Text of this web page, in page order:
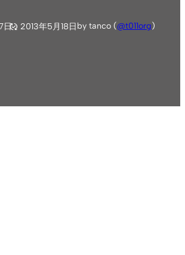
日 2013年5月18日by tanco (@t011org)